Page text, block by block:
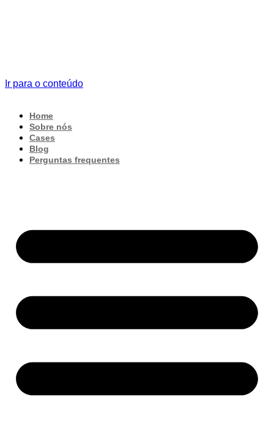
Ir para o conteúdo
Home
Sobre nós
Cases
Blog
Perguntas frequentes